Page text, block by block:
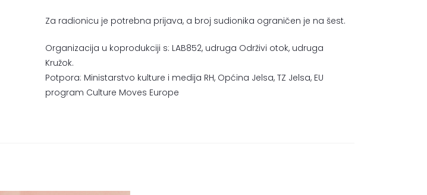
Za radionicu je potrebna prijava, a broj sudionika ograničen je na šest.
Organizacija u koprodukciji s: LAB852, udruga Održivi otok, udruga
Kružok.
Potpora: Ministarstvo kulture i medija RH, Općina Jelsa, TZ Jelsa, EU
program Culture Moves Europe